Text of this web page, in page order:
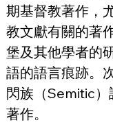
期基督教著作，
教文獻有關的著
堡及其他學者的
語的語言痕跡。
閃族（Semitic
著作。